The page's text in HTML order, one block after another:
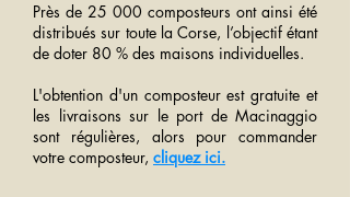
Près de 25 000 composteurs ont ainsi été
distribués sur toute la Corse, l’objectif étant
de doter 80 % des maisons individuelles.
L'obtention d'un composteur est gratuite et
les livraisons sur le port de Macinaggio
sont régulières, alors pour commander
votre composteur, cliquez ici.